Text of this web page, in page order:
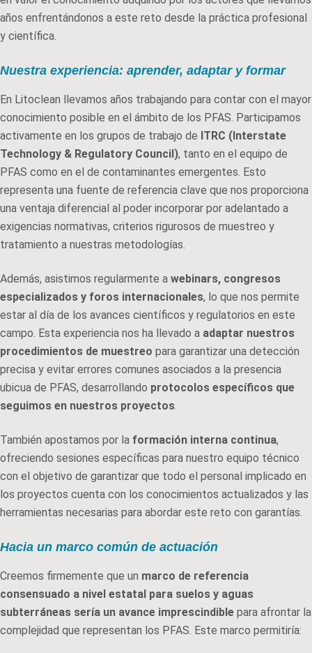
años enfrentándonos a este reto desde la práctica profesional
y científica.
Nuestra experiencia: aprender, adaptar y formar
En Litoclean llevamos años trabajando para contar con el mayor
conocimiento posible en el ámbito de los PFAS. Participamos
activamente en los grupos de trabajo de ITRC (Interstate
Technology & Regulatory Council), tanto en el equipo de
PFAS como en el de contaminantes emergentes. Esto
representa una fuente de referencia clave que nos proporciona
una ventaja diferencial al poder incorporar por adelantado a
exigencias normativas, criterios rigurosos de muestreo y
tratamiento a nuestras metodologías.
Además, asistimos regularmente a webinars, congresos
especializados y foros internacionales, lo que nos permite
estar al día de los avances científicos y regulatorios en este
campo. Esta experiencia nos ha llevado a adaptar nuestros
procedimientos de muestreo para garantizar una detección
precisa y evitar errores comunes asociados a la presencia
ubicua de PFAS, desarrollando protocolos específicos que
seguimos en nuestros proyectos.
También apostamos por la formación interna continua,
ofreciendo sesiones específicas para nuestro equipo técnico
con el objetivo de garantizar que todo el personal implicado en
los proyectos cuenta con los conocimientos actualizados y las
herramientas necesarias para abordar este reto con garantías.
Hacia un marco común de actuación
Creemos firmemente que un marco de referencia
consensuado a nivel estatal para suelos y aguas
subterráneas sería un avance imprescindible para afrontar la
complejidad que representan los PFAS. Este marco permitiría: